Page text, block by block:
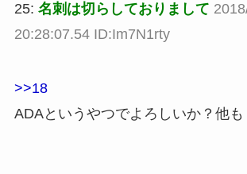
25: 名刺は切らしておりまして
20:28:07.54 ID:Im7N1rty
>>18
ADAというやつでよろしいか？他も